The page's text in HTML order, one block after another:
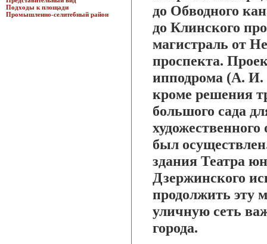
Подходы к площади
Промышленно-селитебный район
до Обводного
до Клинского
магистраль от
проспекта.
ипподрома (А. И.
кроме решения
большого сада
был
здания Театра
Дзержинского
продолжить эту
уличную сеть
города.